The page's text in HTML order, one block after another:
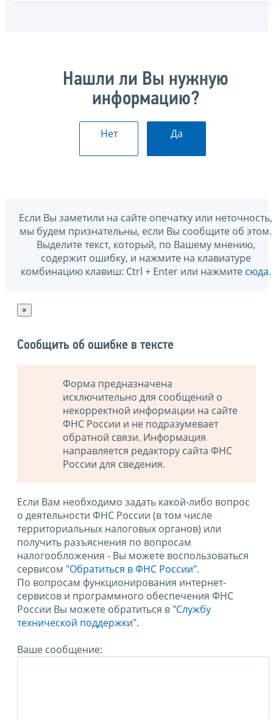
Нашли ли Вы нужную
информацию?
Нет Да
Если Вы заметили на сайте опечатку или неточность,
мы будем признательны, если Вы сообщите об этом.
Выделите текст, который, по Вашему мнению,
содержит ошибку, и нажмите на клавиатуре
комбинацию клавиш: Ctrl + Enter или нажмите сюда.
×
Сообщить об ошибке в тексте
Форма предназначена
исключительно для сообщений о
некорректной информации на сайте
ФНС России и не подразумевает
обратной связи. Информация
направляется редактору сайта ФНС
России для сведения.
Если Вам необходимо задать какой-либо вопрос
о деятельности ФНС России (в том числе
территориальных налоговых органов) или
получить разъяснения по вопросам
налогообложения - Вы можете воспользоваться
сервисом "Обратиться в ФНС России".
По вопросам функционирования интернет-
сервисов и программного обеспечения ФНС
России Вы можете обратиться в "Службу
технической поддержки".
Ваше сообщение: